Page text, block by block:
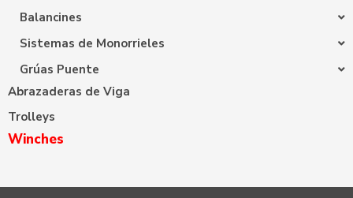
Balancines
Sistemas de Monorrieles
Grúas Puente
Abrazaderas de Viga
Trolleys
Winches